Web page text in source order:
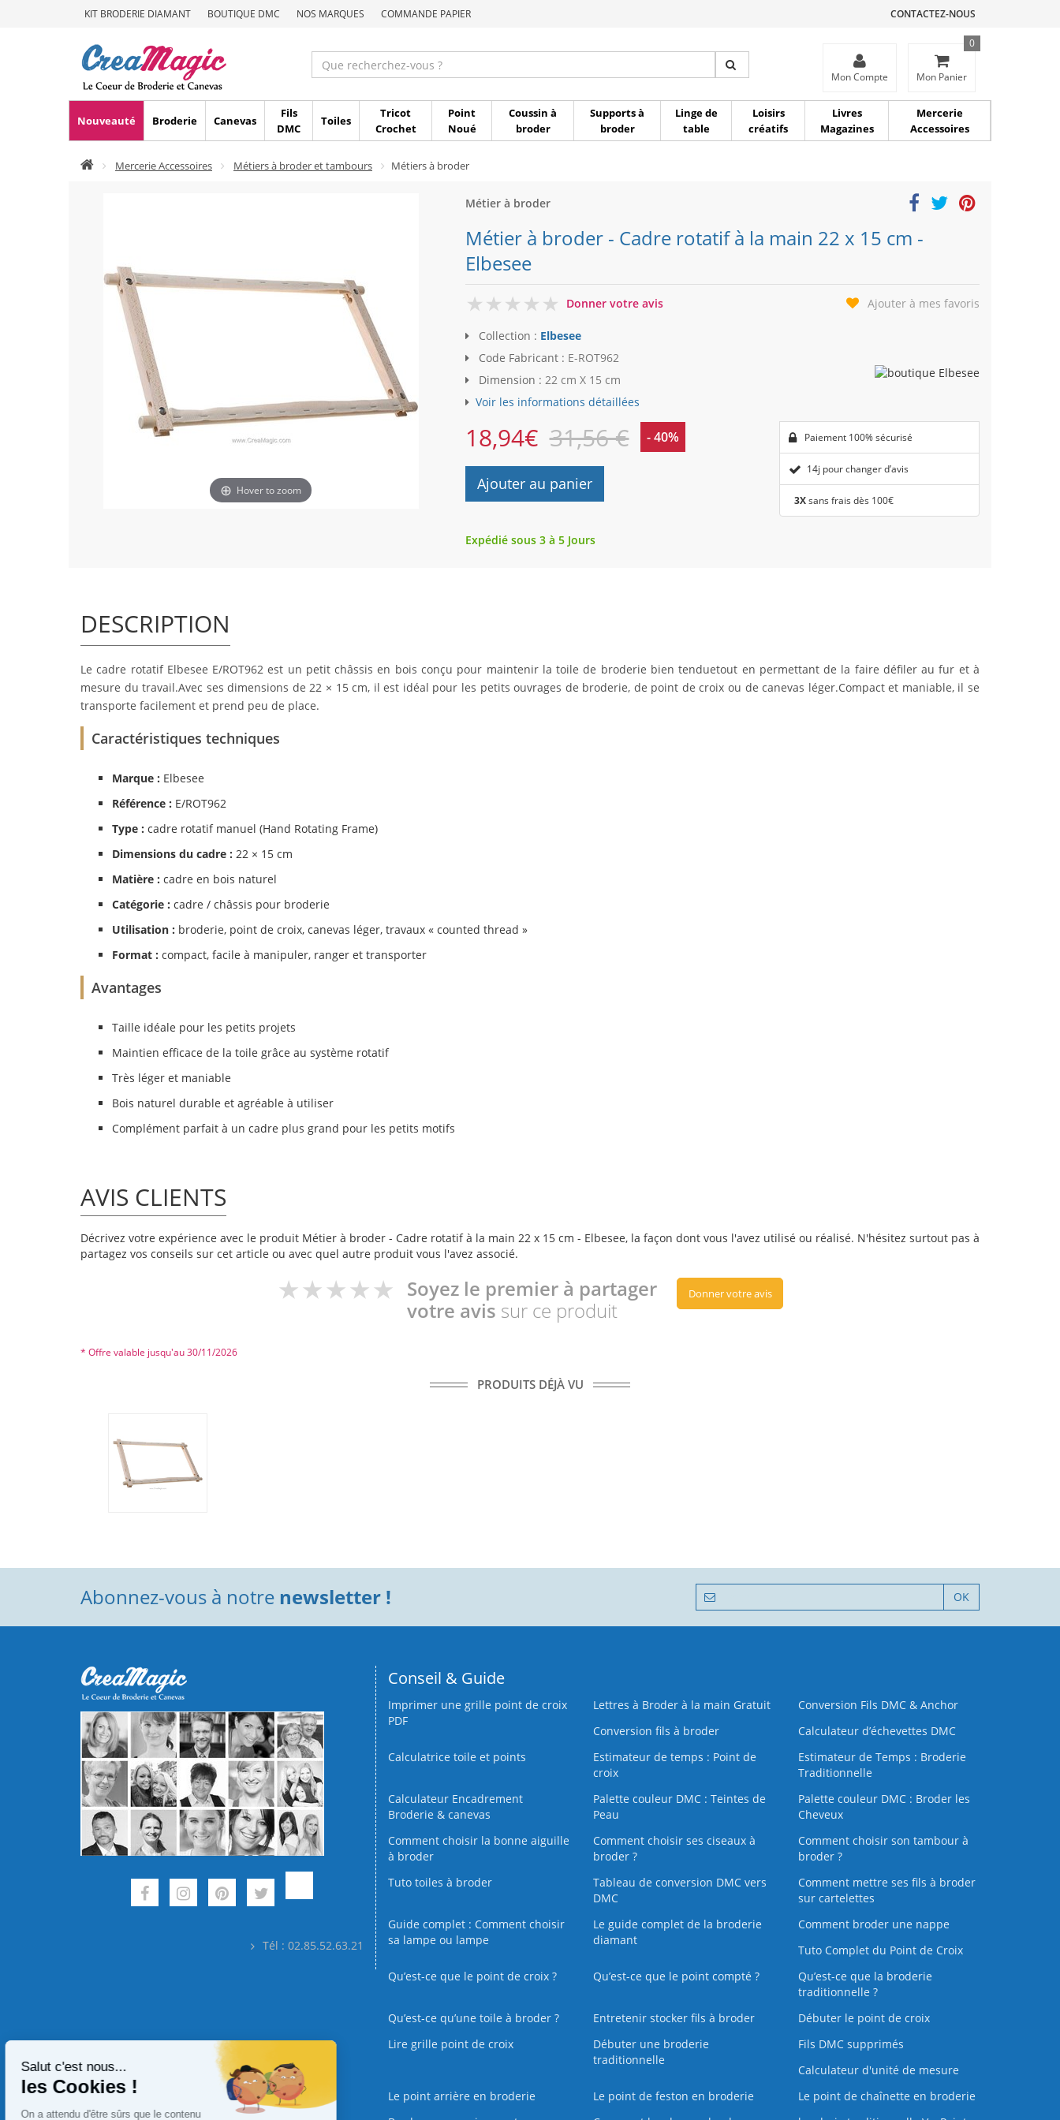
KIT BRODERIE DIAMANT BOUTIQUE DMC NOS MARQUES COMMANDE PAPIER CONTACTEZ-NOUS
Mon Compte Mon Panier
0
Nouveauté Broderie Canevas
Fils
DMC
Toiles
Tricot
Crochet
Point
Noué
Coussin à
broder
Supports à
broder
Linge de
table
Loisirs
créatifs
Livres
Magazines
Mercerie
Accessoires
Mercerie Accessoires Métiers à broder et tambours Métiers à broder
Hover to zoom
Métier à broder
Métier à broder - Cadre rotatif à la main 22 x 15 cm -
Elbesee
0
Donner votre avis Ajouter à mes favoris
Collection : Elbesee
Code Fabricant : E-ROT962
Dimension : 22 cm X 15 cm
Voir les informations détaillées
18,94€ 31,56 € - 40%
Ajouter au panier
Paiement 100% sécurisé
14j pour changer d’avis
3Xsans frais dès 100€
Expédié sous 3 à 5 Jours
DESCRIPTION
Le cadre rotatif Elbesee E/ROT962 est un petit châssis en bois conçu pour maintenir la toile de broderie bien tenduetout en permettant de la faire défiler au fur et à
mesure du travail.Avec ses dimensions de 22 × 15 cm, il est idéal pour les petits ouvrages de broderie, de point de croix ou de canevas léger.Compact et maniable, il se
transporte facilement et prend peu de place.
Caractéristiques techniques
Marque : Elbesee
Référence : E/ROT962
Type : cadre rotatif manuel (Hand Rotating Frame)
Dimensions du cadre : 22 × 15 cm
Matière : cadre en bois naturel
Catégorie : cadre / châssis pour broderie
Utilisation : broderie, point de croix, canevas léger, travaux « counted thread »
Format : compact, facile à manipuler, ranger et transporter
Avantages
Taille idéale pour les petits projets
Maintien efficace de la toile grâce au système rotatif
Très léger et maniable
Bois naturel durable et agréable à utiliser
Complément parfait à un cadre plus grand pour les petits motifs
AVIS CLIENTS
Décrivez votre expérience avec le produit Métier à broder - Cadre rotatif à la main 22 x 15 cm - Elbesee, la façon dont vous l'avez utilisé ou réalisé. N'hésitez surtout pas à
partagez vos conseils sur cet article ou avec quel autre produit vous l'avez associé.
Soyez le premier à partager
votre avis sur ce produit
Donner votre avis
* Offre valable jusqu'au 30/11/2026
PRODUITS DÉJÀ VU
Abonnez-vous à notre newsletter ! OK
Tél : 02.85.52.63.21
Conseil & Guide
Imprimer une grille point de croix
PDF
Lettres à Broder à la main Gratuit
Conversion Fils DMC & Anchor
Conversion fils à broder
Calculateur d’échevettes DMC
Calculatrice toile et points
Estimateur de temps : Point de
croix
Estimateur de Temps : Broderie
Traditionnelle
Calculateur Encadrement
Broderie & canevas
Palette couleur DMC : Teintes de
Peau
Palette couleur DMC : Broder les
Cheveux
Comment choisir la bonne aiguille
à broder
Comment choisir ses ciseaux à
broder ?
Comment choisir son tambour à
broder ?
Tuto toiles à broder
Tableau de conversion DMC vers
DMC
Comment mettre ses fils à broder
sur cartelettes
Guide complet : Comment choisir
sa lampe ou lampe
Le guide complet de la broderie
diamant
Comment broder une nappe
Tuto Complet du Point de Croix
Qu’est-ce que le point de croix ?
Qu’est-ce que le point compté ?
Qu’est-ce que la broderie
traditionnelle ?
Qu’est‑ce qu’une toile à broder ?
Entretenir stocker fils à broder
Débuter le point de croix
Lire grille point de croix
Débuter une broderie
traditionnelle
Fils DMC supprimés
Calculateur d'unité de mesure
Le point arrière en broderie
Le point de feston en broderie
Le point de chaînette en broderie